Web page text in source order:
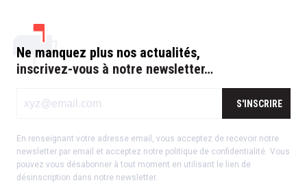
Ne manquez plus nos actualités,
inscrivez-vous à notre newsletter…
S'INSCRIRE
En renseignant votre adresse email, vous acceptez de recevoir notre
newsletter par email et acceptez notre politique de confidentialité Vous
pouvez vous désabonner à tout moment en utilisant le lien de
désinscription dans notre newsletter.